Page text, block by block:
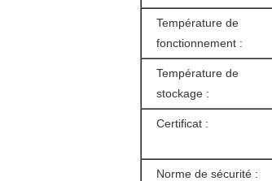
Température de
fonctionnement :
Température de
stockage :
Certificat :
Norme de sécurité :